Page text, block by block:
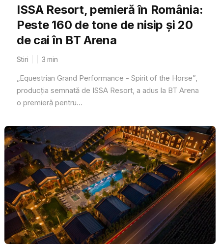
ISSA Resort, pemieră în România:
Peste 160 de tone de nisip și 20
de cai în BT Arena
Stiri 3 min
„Equestrian Grand Performance - Spirit of the Horse”,
producția semnată de ISSA Resort, a adus la BT Arena
o premieră pentru...